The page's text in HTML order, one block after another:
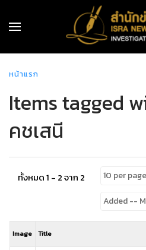
หน้าแรก
Items tagged
คชเสนี
ทั้งหมด 1 - 2 จาก 2
Image Title